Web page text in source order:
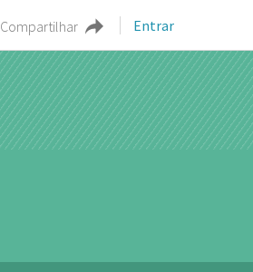
Compartilhar Entrar